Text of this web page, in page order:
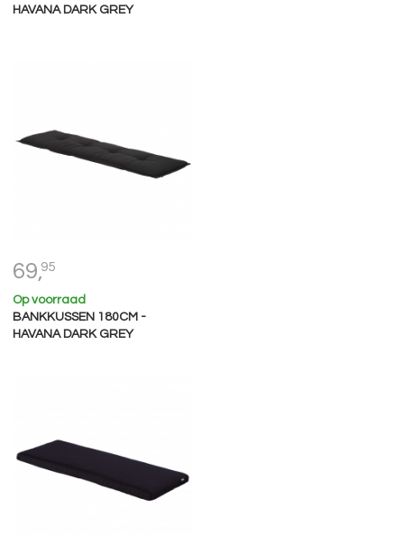
HAVANA DARK GREY
69,95
Op voorraad
BANKKUSSEN 180CM -
HAVANA DARK GREY